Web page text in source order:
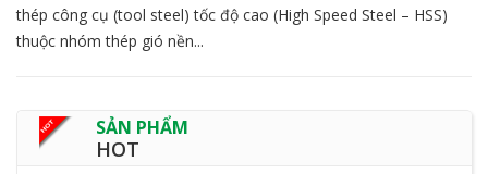
thép công cụ (tool steel) tốc độ cao (High Speed Steel – HSS)
thuộc nhóm thép gió nền...
SẢN PHẨM
HOT